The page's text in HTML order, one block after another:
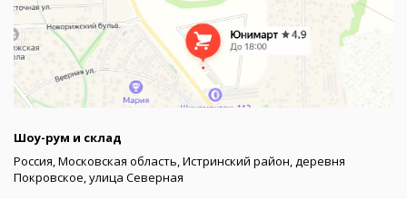
Шоу-рум и склад
Россия, Московская область, Истринский район, деревня
Покровское, улица Северная